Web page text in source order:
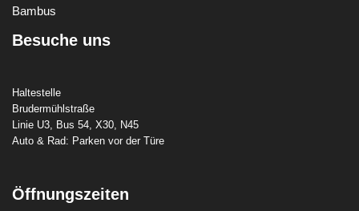
Bambus
Besuche uns
Haltestelle
Brudermühlstraße
Linie U3, Bus 54, X30, N45
Auto & Rad: Parken vor der Türe
Öffnungszeiten